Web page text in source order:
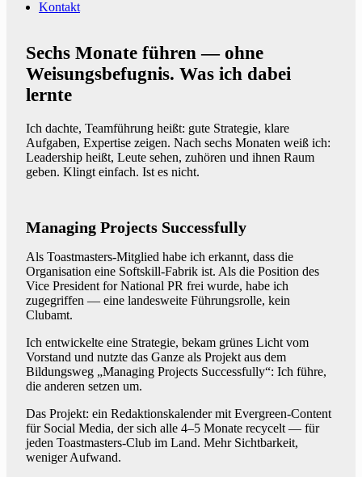
Kontakt
Sechs Monate führen — ohne
Weisungsbefugnis. Was ich dabei
lernte
Ich dachte, Teamführung heißt: gute Strategie, klare
Aufgaben, Expertise zeigen. Nach sechs Monaten weiß ich:
Leadership heißt, Leute sehen, zuhören und ihnen Raum
geben. Klingt einfach. Ist es nicht.
Managing Projects Successfully
Als Toastmasters-Mitglied habe ich erkannt, dass die
Organisation eine Softskill-Fabrik ist. Als die Position des
Vice President for National PR frei wurde, habe ich
zugegriffen — eine landesweite Führungsrolle, kein
Clubamt.
Ich entwickelte eine Strategie, bekam grünes Licht vom
Vorstand und nutzte das Ganze als Projekt aus dem
Bildungsweg „Managing Projects Successfully“: Ich führe,
die anderen setzen um.
Das Projekt: ein Redaktionskalender mit Evergreen-Content
für Social Media, der sich alle 4–5 Monate recycelt — für
jeden Toastmasters-Club im Land. Mehr Sichtbarkeit,
weniger Aufwand.